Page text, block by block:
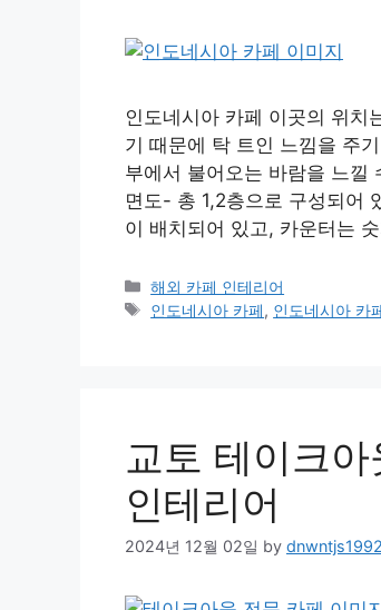
인도네시아 카페 이곳의 위치
기 때문에 탁 트인 느낌을 주
부에서 불어오는 바람을 느낄
면도- 총 1,2층으로 구성되어
이 배치되어 있고, 카운터는
Categories
해외 카페 인테리어
Tags
인도네시아 카페, 인도네시아 카
교토 테이크
인테리어
2024년 12월 02일 by dnwntjs1992